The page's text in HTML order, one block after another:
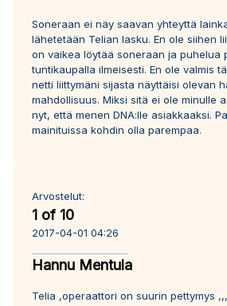
Soneraan ei näy saavan yhteyttä
lähetetään Telian lasku. En ole siihen
on vaikea löytää soneraan ja puhelua
tuntikaupalla ilmeisesti. En ole valmis
netti liittymäni sijasta näyttäisi olevan
mahdollisuus. Miksi sitä ei ole minulle
nyt, että menen DNA:lle asiakkaaksi.
mainituissa kohdin olla parempaa.
Arvostelut:
1 of 10
2017-04-01 04:26
Hannu Mentula
Telia ,operaattori on suurin pettymys